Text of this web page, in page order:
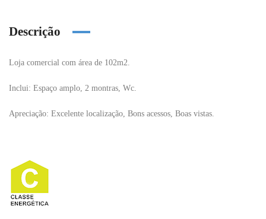
Descrição
Loja comercial com área de 102m2.
Inclui: Espaço amplo, 2 montras, Wc.
Apreciação: Excelente localização, Bons acessos, Boas vistas.